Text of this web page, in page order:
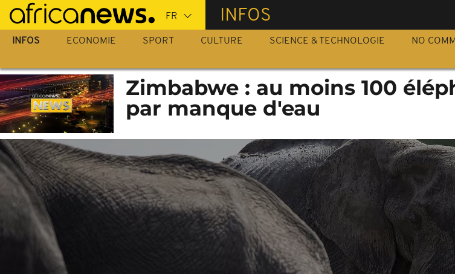
Passer
au
contenu
INFOS
INFOS ECONOMIE SPORT CULTURE SCIENCE & TECHNOLOGIE NO
Zimbabwe : au moins 100
par manque d'eau